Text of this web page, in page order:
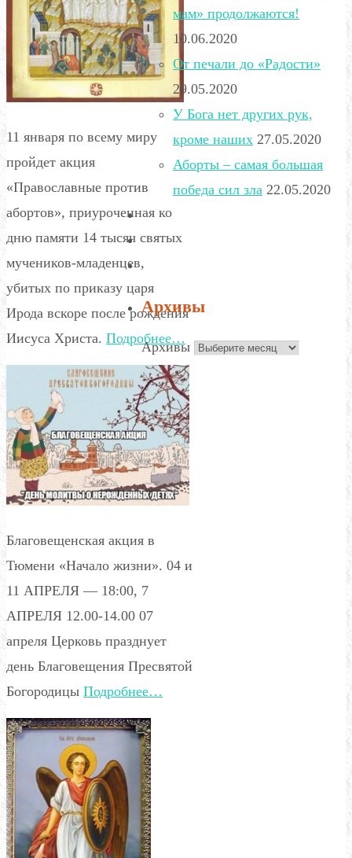
11 января по всему миру
пройдет акция
«Православные против
абортов», приуроченная ко
дню памяти 14 тысяч святых
мучеников-младенцев,
убитых по приказу царя
Ирода вскоре после рождения
Иисуса Христа. Подробнее…
Благовещенская акция в
Тюмени «Начало жизни». 04 и
11 АПРЕЛЯ — 18:00, 7
АПРЕЛЯ 12.00-14.00 07
апреля Церковь празднует
день Благовещения Пресвятой
Богородицы Подробнее…
мам» продолжаются!
10.06.2020
От печали до «Радости»
29.05.2020
У Бога нет других рук,
кроме наших 27.05.2020
Аборты – самая большая
победа сил зла 22.05.2020
Архивы
Архивы